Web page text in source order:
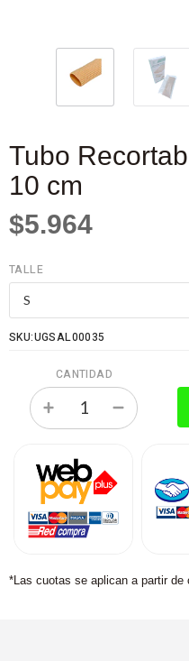
Tubo
10 cm
$5.964
TALLE
SKU:UGSAL00035
CANTIDAD
*Las cuotas se aplican a partir de